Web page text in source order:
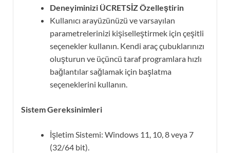
Deneyiminizi ÜCRETSİZ Özelleştirin
Kullanıcı arayüzünüzü ve varsayılan
parametrelerinizi kişiselleştirmek için çeşitli
seçenekler kullanın. Kendi araç çubuklarınızı
oluşturun ve üçüncü taraf programlara hızlı
bağlantılar sağlamak için başlatma
seçeneklerini kullanın.
Sistem Gereksinimleri
İşletim Sistemi: Windows 11, 10, 8 veya 7
(32/64 bit).